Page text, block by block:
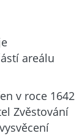
areálu
v roce 1642
Zvěstování